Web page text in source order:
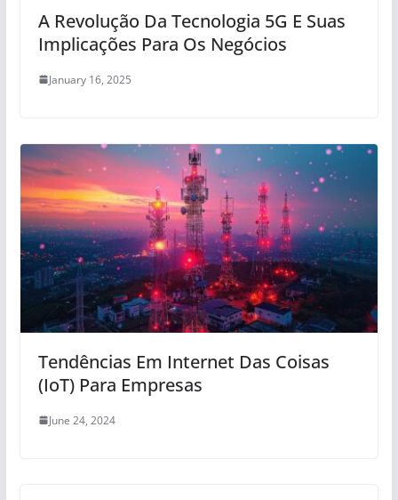
A Revolução Da Tecnologia 5G E Suas
Implicações Para Os Negócios
January 16, 2025
Tendências Em Internet Das Coisas
(IoT) Para Empresas
June 24, 2024